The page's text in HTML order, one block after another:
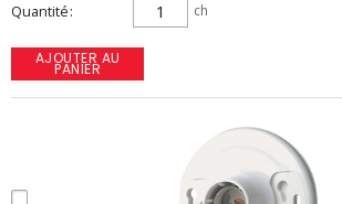
Quantité ch
AJOUTER AU
PANIER